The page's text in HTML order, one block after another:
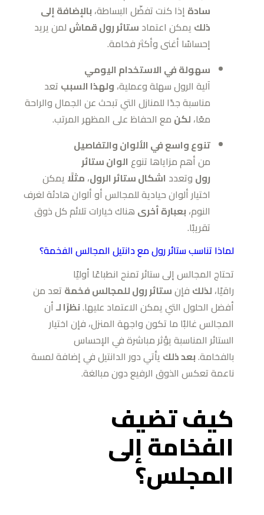
سادة إذا كنت تفضّل البساطة، بالإضافة إلى
ذلك يمكن اعتماد ستائر رول قماش لمن يريد
إحساسًا أغنى وأكثر فخامة.
سهولة في الاستخدام اليومي
آلية الرول سهلة وعملية، ولهذا السبب تعد
مناسبة جدًا للمنازل التي تبحث عن الجمال والراحة
معًا، لكن مع الحفاظ على المظهر المرتب.
تنوع واسع في الألوان والتفاصيل
من أهم مزاياها تنوع الوان ستائر
رول وتعدد اشكال ستائر الرول، مثلًا يمكن
اختيار ألوان حيادية للمجالس أو ألوان هادئة لغرف
النوم، بعبارة أخرى هناك خيارات تلائم كل ذوق
تقريبًا.
لماذا تناسب ستائر رول مع دانتيل المجالس الفخمة؟
تحتاج المجالس إلى ستائر تمنح انطباعًا أوليًا
راقيًا، لذلك فإنستائر رول للمجالس فخمة تعد من
أفضل الحلول التي يمكن الاعتماد عليها.نظرًا لـأن
المجالس غالبًا ما تكون واجهة المنزل، فإن اختيار
الستائر المناسبة يؤثر مباشرة في الإحساس
بالفخامة.بعد ذلك يأتي دور الدانتيل في إضافة لمسة
ناعمة تعكس الذوق الرفيع دون مبالغة.
كيف تضيف
الفخامة إلى
المجلس؟